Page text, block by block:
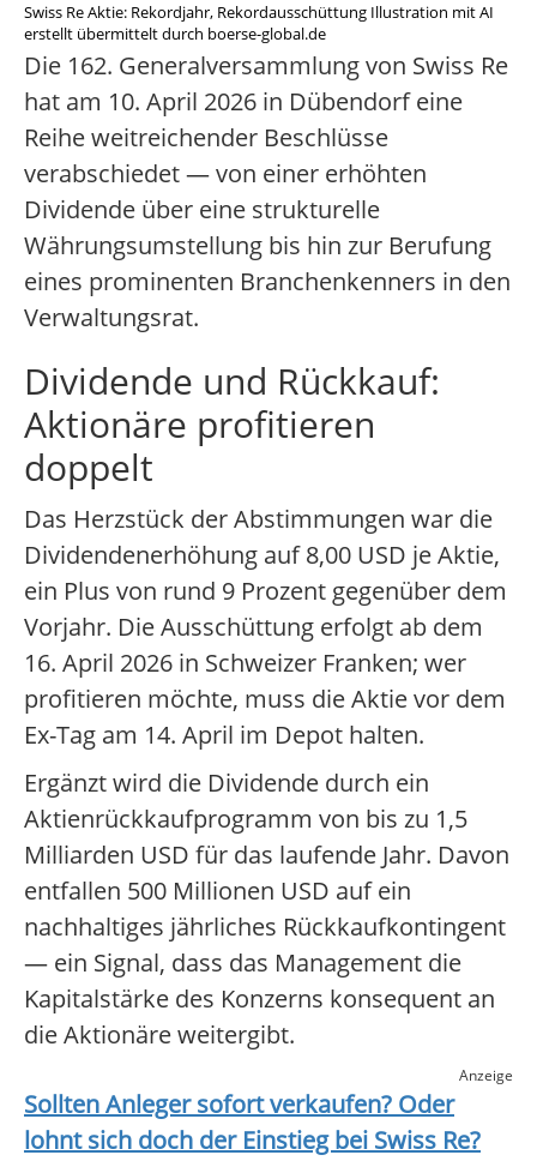
Swiss Re Aktie: Rekordjahr, Rekordausschüttung Illustration mit AI
erstellt übermittelt durch boerse-global.de
Die 162. Generalversammlung von Swiss Re
hat am 10. April 2026 in Dübendorf eine
Reihe weitreichender Beschlüsse
verabschiedet — von einer erhöhten
Dividende über eine strukturelle
Währungsumstellung bis hin zur Berufung
eines prominenten Branchenkenners in den
Verwaltungsrat.
Dividende und Rückkauf:
Aktionäre profitieren
doppelt
Das Herzstück der Abstimmungen war die
Dividendenerhöhung auf 8,00 USD je Aktie,
ein Plus von rund 9 Prozent gegenüber dem
Vorjahr. Die Ausschüttung erfolgt ab dem
16. April 2026 in Schweizer Franken; wer
profitieren möchte, muss die Aktie vor dem
Ex-Tag am 14. April im Depot halten.
Ergänzt wird die Dividende durch ein
Aktienrückkaufprogramm von bis zu 1,5
Milliarden USD für das laufende Jahr. Davon
entfallen 500 Millionen USD auf ein
nachhaltiges jährliches Rückkaufkontingent
— ein Signal, dass das Management die
Kapitalstärke des Konzerns konsequent an
die Aktionäre weitergibt.
Anzeige
Sollten Anleger sofort verkaufen? Oder
lohnt sich doch der Einstieg bei Swiss Re?